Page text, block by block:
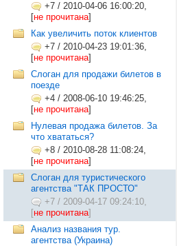
+7 / 2010-04-06 16:00:20,
[не прочитана]
Как увеличить поток клиентов
+7 / 2010-04-23 19:01:36,
[не прочитана]
Слоган для продажи билетов в
поезде
+4 / 2008-06-10 19:46:25,
[не прочитана]
Нулевая продажа билетов. За
что хвататься?
+8 / 2010-08-28 11:08:24,
[не прочитана]
Слоган для туристического
агентства "ТАК ПРОСТО"
+7 / 2009-04-17 09:24:10,
[не прочитана]
Анализ названия тур.
агентства (Украина)